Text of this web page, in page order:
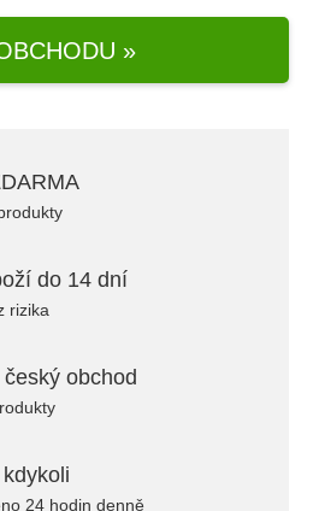
»
do 14 dní
rizika
obchod
24 hodin denně